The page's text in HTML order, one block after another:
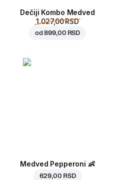
Dečiji Kombo Medved
1.027,00 RSD
od899,00 RSD
Medved Pepperoni 👶
629,00 RSD